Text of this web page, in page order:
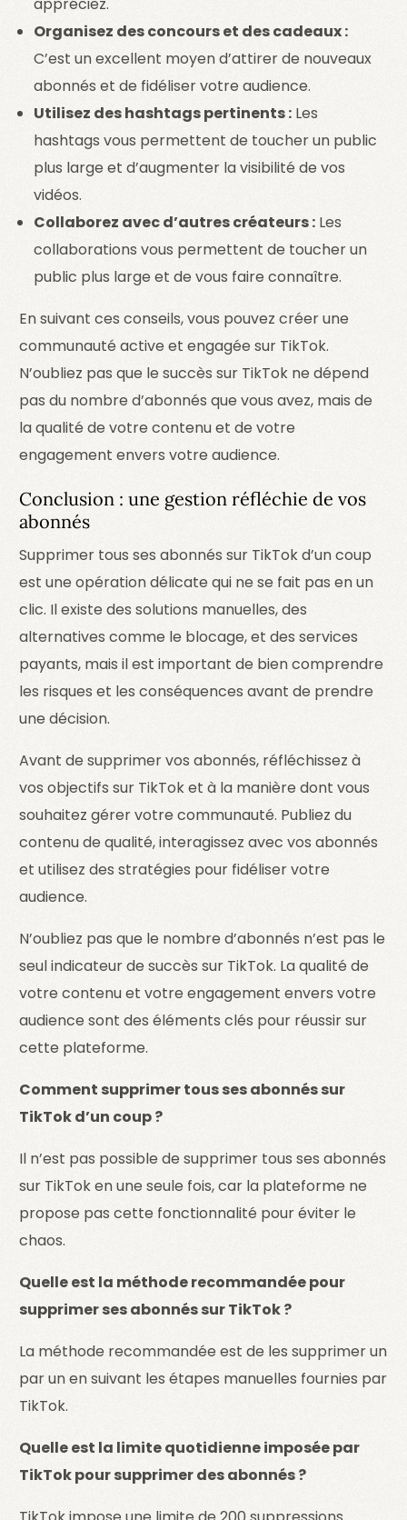
Organisez des concours et des cadeaux :
C’est un excellent moyen d’attirer de nouveaux
abonnés et de fidéliser votre audience.
Utilisez des hashtags pertinents : Les
hashtags vous permettent de toucher un public
plus large et d’augmenter la visibilité de vos
vidéos.
Collaborez avec d’autres créateurs : Les
collaborations vous permettent de toucher un
public plus large et de vous faire connaître.
En suivant ces conseils, vous pouvez créer une
communauté active et engagée sur TikTok.
N’oubliez pas que le succès sur TikTok ne dépend
pas du nombre d’abonnés que vous avez, mais de
la qualité de votre contenu et de votre
engagement envers votre audience.
Conclusion : une gestion réfléchie de vos
abonnés
Supprimer tous ses abonnés sur TikTok d’un coup
est une opération délicate qui ne se fait pas en un
clic. Il existe des solutions manuelles, des
alternatives comme le blocage, et des services
payants, mais il est important de bien comprendre
les risques et les conséquences avant de prendre
une décision.
Avant de supprimer vos abonnés, réfléchissez à
vos objectifs sur TikTok et à la manière dont vous
souhaitez gérer votre communauté. Publiez du
contenu de qualité, interagissez avec vos abonnés
et utilisez des stratégies pour fidéliser votre
audience.
N’oubliez pas que le nombre d’abonnés n’est pas le
seul indicateur de succès sur TikTok. La qualité de
votre contenu et votre engagement envers votre
audience sont des éléments clés pour réussir sur
cette plateforme.
Comment supprimer tous ses abonnés sur
TikTok d’un coup ?
Il n’est pas possible de supprimer tous ses abonnés
sur TikTok en une seule fois, car la plateforme ne
propose pas cette fonctionnalité pour éviter le
chaos.
Quelle est la méthode recommandée pour
supprimer ses abonnés sur TikTok ?
La méthode recommandée est de les supprimer un
par un en suivant les étapes manuelles fournies par
TikTok.
Quelle est la limite quotidienne imposée par
TikTok pour supprimer des abonnés ?